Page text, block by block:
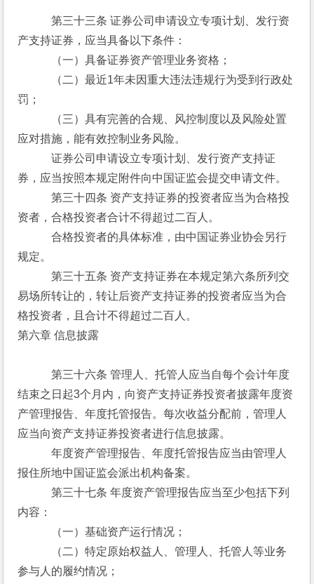
第三十三条 证券公司申请设立专项计划、发行资
产支持证券，应当具备以下条件：
（一）具备证券资产管理业务资格；
（二）最近1年未因重大违法违规行为受到行政处
罚；
（三）具有完善的合规、风控制度以及风险处置
应对措施，能有效控制业务风险。
证券公司申请设立专项计划、发行资产支持证
券，应当按照本规定附件向中国证监会提交申请文件。
第三十四条 资产支持证券的投资者应当为合格投
资者，合格投资者合计不得超过二百人。
合格投资者的具体标准，由中国证券业协会另行
规定。
第三十五条 资产支持证券在本规定第六条所列交
易场所转让的，转让后资产支持证券的投资者应当为合
格投资者，且合计不得超过二百人。
第六章 信息披露
第三十六条 管理人、托管人应当自每个会计年度
结束之日起3个月内，向资产支持证券投资者披露年度资
产管理报告、年度托管报告。每次收益分配前，管理人
应当向资产支持证券投资者进行信息披露。
年度资产管理报告、年度托管报告应当由管理人
报住所地中国证监会派出机构备案。
第三十七条 年度资产管理报告应当至少包括下列
内容：
（一）基础资产运行情况；
（二）特定原始权益人、管理人、托管人等业务
参与人的履约情况；